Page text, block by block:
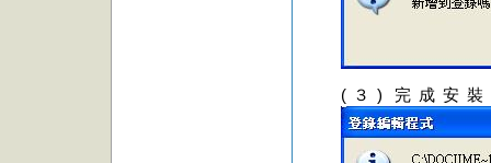
(３) 完成安